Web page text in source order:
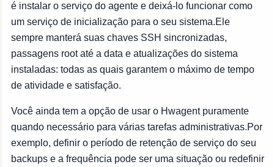
é instalar o serviço do agente e deixá-lo funcionar como
um serviço de inicialização para o seu sistema.Ele
sempre manterá suas chaves SSH sincronizadas,
passagens root até a data e atualizações do sistema
instaladas: todas as quais garantem o máximo de tempo
de atividade e satisfação.
Você ainda tem a opção de usar o Hwagent puramente
quando necessário para várias tarefas administrativas.Por
exemplo, definir o período de retenção de serviço do seu
backups e a frequência pode ser uma situação ou redefinir